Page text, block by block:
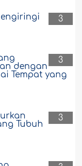
3
3
dengan
Tempat yang
3
Tubuh